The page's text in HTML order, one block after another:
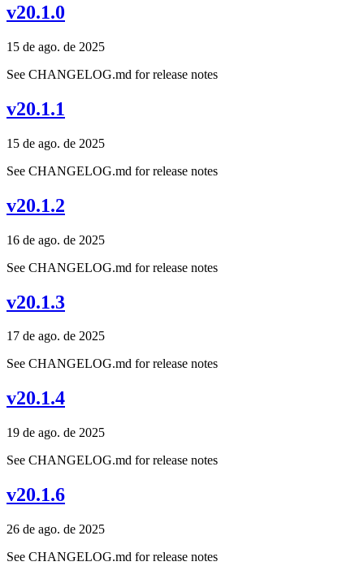
v20.1.0
15 de ago. de 2025
See CHANGELOG.md for release notes
v20.1.1
15 de ago. de 2025
See CHANGELOG.md for release notes
v20.1.2
16 de ago. de 2025
See CHANGELOG.md for release notes
v20.1.3
17 de ago. de 2025
See CHANGELOG.md for release notes
v20.1.4
19 de ago. de 2025
See CHANGELOG.md for release notes
v20.1.6
26 de ago. de 2025
See CHANGELOG.md for release notes